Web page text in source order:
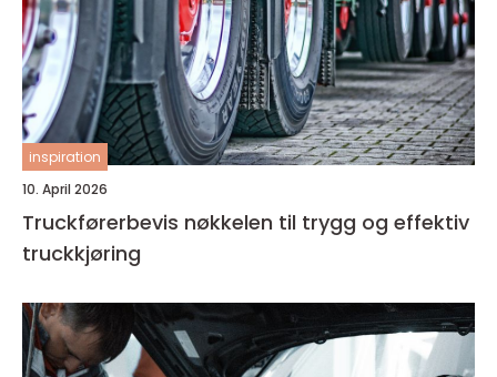
inspiration
10. April 2026
Truckførerbevis nøkkelen til trygg og effektiv
truckkjøring